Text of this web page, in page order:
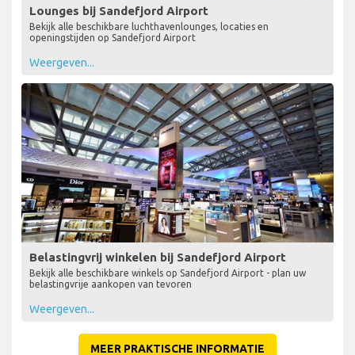
Lounges bij Sandefjord Airport
Bekijk alle beschikbare luchthavenlounges, locaties en
openingstijden op Sandefjord Airport
Weergeven...
Belastingvrij winkelen bij Sandefjord Airport
Bekijk alle beschikbare winkels op Sandefjord Airport - plan uw
belastingvrije aankopen van tevoren
Weergeven...
MEER PRAKTISCHE INFORMATIE